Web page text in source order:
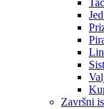
Završni